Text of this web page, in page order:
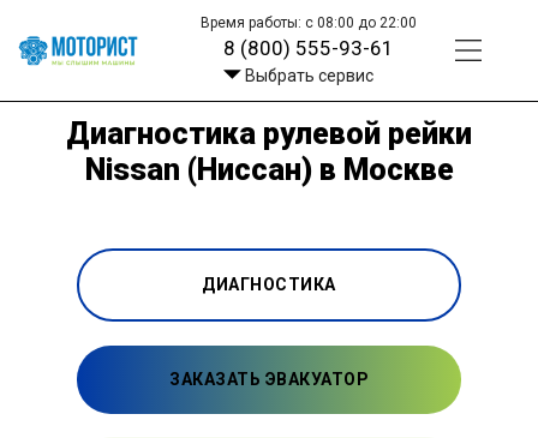
Время работы: с 08:00 до 22:00
8 (800) 555-93-61
Выбрать сервис
Диагностика рулевой рейки
Nissan (Ниссан) в Москве
ДИАГНОСТИКА
ЗАКАЗАТЬ ЭВАКУАТОР